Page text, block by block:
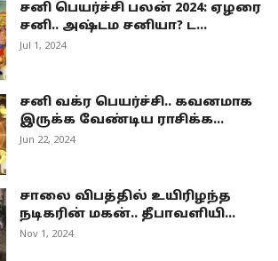
சனி பெயர்ச்சி பலன் 2024: ஏழரை
சனி.. அஷ்டம சனியா? ட...
Jul 1, 2024
சனி வக்ர பெயர்ச்சி.. கவனமாக
இருக்க வேண்டிய ராசிக்க...
Jun 22, 2024
சாலை விபத்தில் உயிரிழந்த
நடிகரின் மகன்.. தீபாவளியி...
Nov 1, 2024